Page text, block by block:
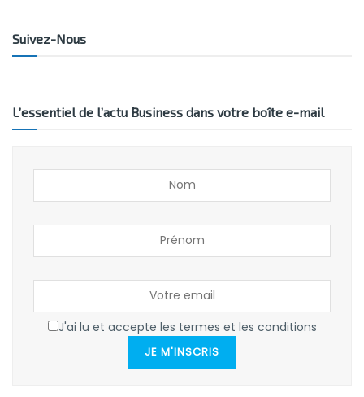
Suivez-Nous
L’essentiel de l’actu Business dans votre boîte e-mail
J'ai lu et accepte les termes et les conditions
JE M'INSCRIS